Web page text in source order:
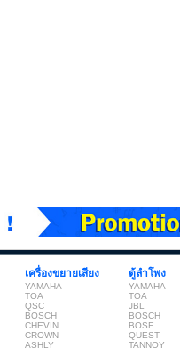
เครื่องขยายเสียง
YAMAHA
TOA
QSC
BOSCH
CHEVIN
CROWN
ASHLY
ตู้ลำโพง
YAMAHA
TOA
JBL
BOSCH
BOSE
QUEST
TANNOY